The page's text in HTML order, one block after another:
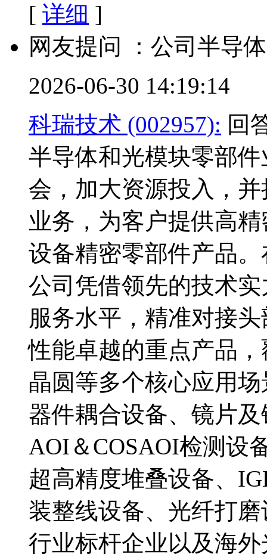
[ 详细 ]
网友提问 ：公司半导
2026-06-30 14:19:14
科瑞技术 (002957): 回
半导体和光模块零部
会，加大资源投入，
业务，为客户提供高
设备精密零部件产品
公司凭借领先的技术
服务水平，精准对接
性能卓越的重点产品
晶圆等多个核心应用
器件耦合设备、镜片
AOI＆COSAOI检测设
超高精度堆叠设备、
装整线设备、光纤打
行业标杆企业以及海